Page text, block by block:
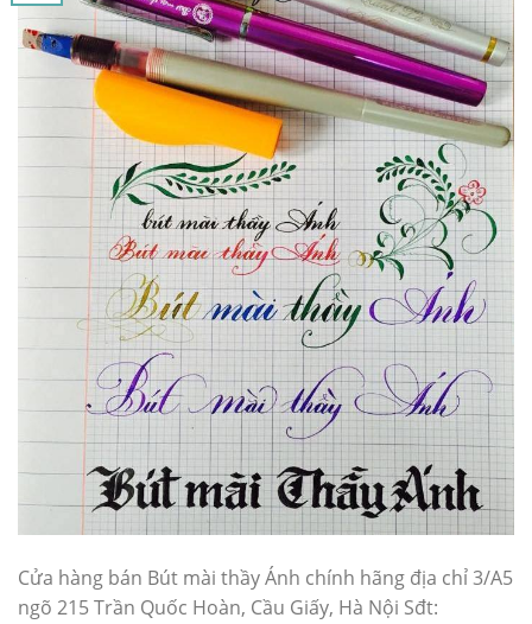
Cửa hàng bán Bút mài thầy Ánh chính hãng địa chỉ 3/A5
ngõ 215 Trần Quốc Hoàn, Cầu Giấy, Hà Nội Sđt: